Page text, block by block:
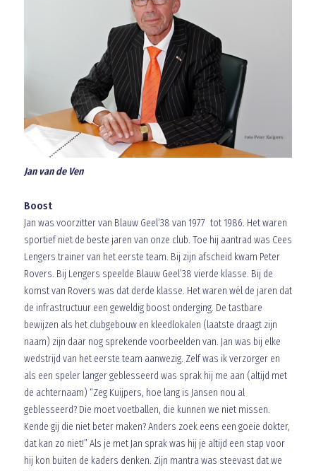
Jan van de Ven
Boost
Jan was voorzitter van Blauw Geel’38 van 1977 tot 1986. Het waren
sportief niet de beste jaren van onze club. Toe hij aantrad was Cees
Lengers trainer van het eerste team. Bij zijn afscheid kwam Peter
Rovers. Bij Lengers speelde Blauw Geel’38 vierde klasse. Bij de
komst van Rovers was dat derde klasse. Het waren wél de jaren dat
de infrastructuur een geweldig boost onderging. De tastbare
bewijzen als het clubgebouw en kleedlokalen (laatste draagt zijn
naam) zijn daar nog sprekende voorbeelden van. Jan was bij elke
wedstrijd van het eerste team aanwezig. Zelf was ik verzorger en
als een speler langer geblesseerd was sprak hij me aan (altijd met
de achternaam) “Zeg Kuijpers, hoe lang is Jansen nou al
geblesseerd? Die moet voetballen, die kunnen we niet missen.
Kende gij die niet beter maken? Anders zoek eens een goeie dokter,
dat kan zo niet!” Als je met Jan sprak was hij je altijd een stap voor
hij kon buiten de kaders denken. Zijn mantra was steevast dat we